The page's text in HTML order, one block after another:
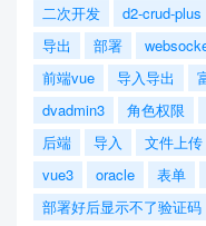
二次开发
d2-crud-plus
导出
部署
前端vue
导入导出
dvadmin3
角色权限
后端
导入 文件上传
vue3
oracle 表单
部署好后显示不了验证码